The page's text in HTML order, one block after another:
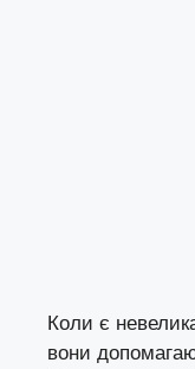
Коли є
вони